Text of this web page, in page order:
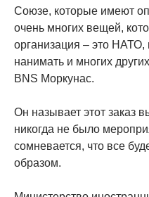
Союзе, которые имеют
очень многих вещей,
организация – это НАТО,
нанимать и многих
BNS Моркунас.
Он называет этот заказ
никогда не было
сомневается, что все
образом.